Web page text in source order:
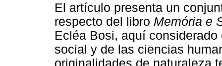
El artículo presenta un
respecto del libro Memória e
Ecléa Bosi, aquí
social y de las ciencias
originalidades de naturaleza